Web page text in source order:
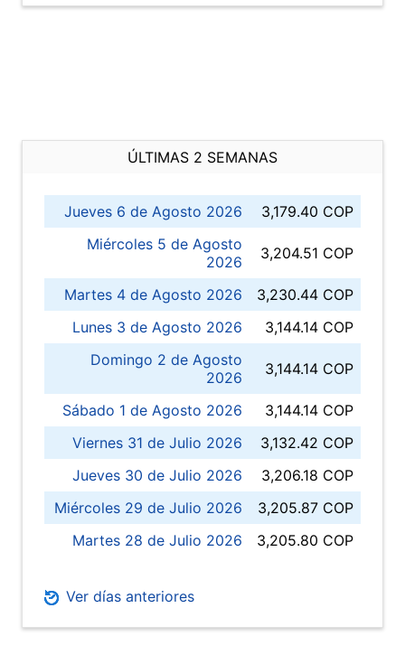
ÚLTIMAS 2 SEMANAS
Jueves 6 de Agosto 2026
3,179.40 COP
Miércoles 5 de Agosto
2026
3,204.51 COP
Martes 4 de Agosto 2026
3,230.44 COP
Lunes 3 de Agosto 2026
3,144.14 COP
Domingo 2 de Agosto
2026
3,144.14 COP
Sábado 1 de Agosto 2026
3,144.14 COP
Viernes 31 de Julio 2026
3,132.42 COP
Jueves 30 de Julio 2026
3,206.18 COP
Miércoles 29 de Julio 2026
3,205.87 COP
Martes 28 de Julio 2026
3,205.80 COP
Ver días anteriores